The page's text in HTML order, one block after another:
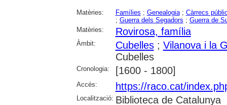
Matèries: Famílies ; Genealogia; Càrrecs
; Guerra dels Segadors ; Guerra de
Matèries:
Rovirosa, família
Àmbit: Cubelles; Vilanova i la
Cubelles
Cronologia: [1600 - 1800]
Accés: https://raco.cat/
Localització: Biblioteca de Catalunya